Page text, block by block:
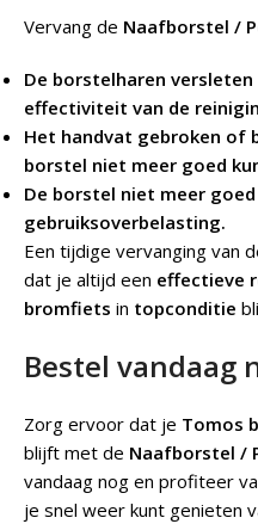
Vervang de Naafborstel /
De borstelharen
effectiviteit van de
Het handvat gebroken of
borstel niet meer goed
De borstel niet meer
gebruiksoverbelasting.
Een tijdige vervanging van
dat je altijd een effectieve
bromfiets in topconditie
Bestel vandaag
Zorg ervoor dat je Tomos
blijft met de Naafborstel /
vandaag nog en profiteer
je snel weer kunt genieten